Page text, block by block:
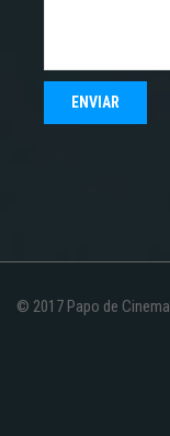
© 2017 Papo de Cinema